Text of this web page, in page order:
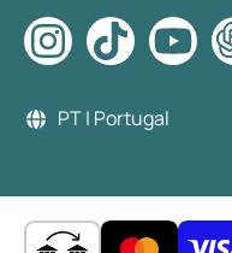
PT | Portugal